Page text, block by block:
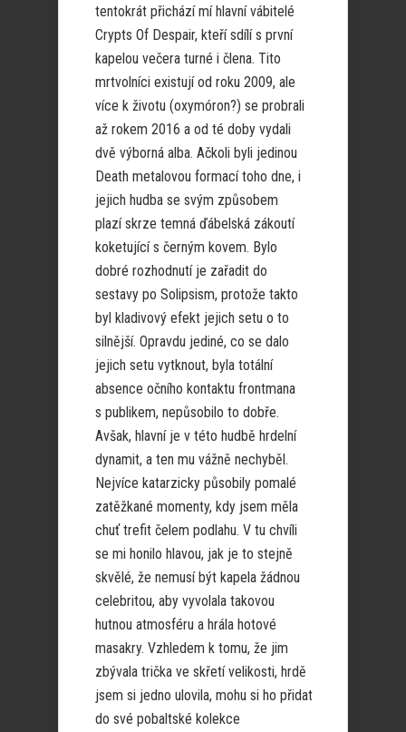
tentokrát přichází mí hlavní vábitelé
Crypts Of Despair, kteří sdílí s první
kapelou večera turné i člena. Tito
mrtvolníci existují od roku 2009, ale
více k životu (oxymóron?) se probrali
až rokem 2016 a od té doby vydali
dvě výborná alba. Ačkoli byli jedinou
Death metalovou formací toho dne, i
jejich hudba se svým způsobem
plazí skrze temná ďábelská zákoutí
koketující s černým kovem. Bylo
dobré rozhodnutí je zařadit do
sestavy po Solipsism, protože takto
byl kladivový efekt jejich setu o to
silnější. Opravdu jediné, co se dalo
jejich setu vytknout, byla totální
absence očního kontaktu frontmana
s publikem, nepůsobilo to dobře.
Avšak, hlavní je v této hudbě hrdelní
dynamit, a ten mu vážně nechyběl.
Nejvíce katarzicky působily pomalé
zatěžkané momenty, kdy jsem měla
chuť trefit čelem podlahu. V tu chvíli
se mi honilo hlavou, jak je to stejně
skvělé, že nemusí být kapela žádnou
celebritou, aby vyvolala takovou
hutnou atmosféru a hrála hotové
masakry. Vzhledem k tomu, že jim
zbývala trička ve skřetí velikosti, hrdě
jsem si jedno ulovila, mohu si ho přidat
do své pobaltské kolekce